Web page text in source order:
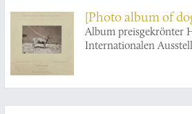
[Photo album of
Album preisgekrönter
Internationalen